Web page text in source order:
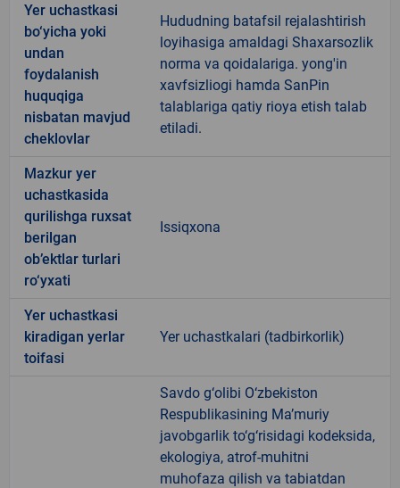
Yer uchastkasi
bo‘yicha yoki
undan
foydalanish
huquqiga
nisbatan mavjud
cheklovlar
Hududning batafsil rejalashtirish
loyihasiga amaldagi Shaxarsozlik
norma va qoidalariga. yong'in
xavfsizliogi hamda SanPin
talablariga qatiy rioya etish talab
etiladi.
Mazkur yer
uchastkasida
qurilishga ruxsat
berilgan
ob’ektlar turlari
ro‘yxati
Issiqxona
Yer uchastkasi
kiradigan yerlar
toifasi
Yer uchastkalari (tadbirkorlik)
Savdo g‘olibi O‘zbekiston
Respublikasining Ma’muriy
javobgarlik to‘g‘risidagi kodeksida,
ekologiya, atrof-muhitni
muhofaza qilish va tabiatdan